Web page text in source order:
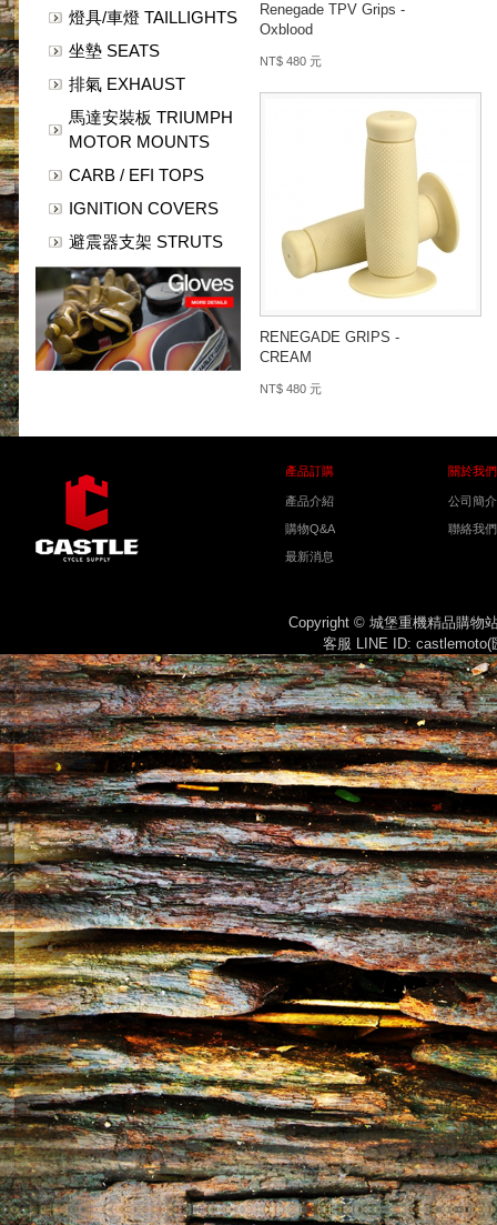
燈具/車燈 TAILLIGHTS
坐墊 SEATS
排氣 EXHAUST
馬達安裝板 TRIUMPH
MOTOR MOUNTS
CARB / EFI TOPS
IGNITION COVERS
避震器支架 STRUTS
Renegade TPV Grips -
Oxblood
NT$ 480 元
RENEGADE GRIPS -
CREAM
NT$ 480 元
產品訂購 關於我們
產品介紹
購物Q&A
最新消息
公司簡介
聯絡我們
Copyright © 城堡重機精品購物
客服 LINE ID: